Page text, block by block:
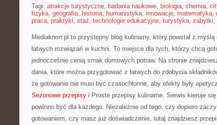
Tagi: atrakcje turystyczne, badania naukowe, biologia, chemia,
fizyka, geografia, historia, humanistyka, innowacje, matematyka,
praca, praktyki, staż, technologie edukacyjne, turystyka, zabytki,
Mediaknorr.pl to przystępny blog kulinarny, który powstał z
łatwych rozwiązań w kuchni. To miejsce dla tych, którzy chcą
jednocześnie cenią smak domowych potraw. Na stronie
dania, które można przygotować z łatwych do zdobycia
że gotowanie nie musi być czasochłonne, aby efekty były
Sezonowe przepisy i Proste przepisy kulinarne. Serwis kieruje
powinno być dla każdego. Niezależnie od tego, czy dopiero
gotowaniem, czy masz już doświadczenie, tutaj znajdziesz